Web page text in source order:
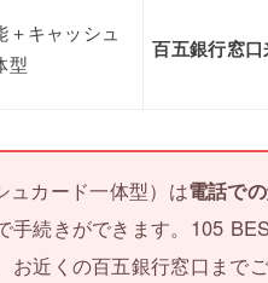
＋キャッシュ
型
百五銀行窓
カード一体型）は電話で
手続きができます。105
近くの百五銀行窓口まで